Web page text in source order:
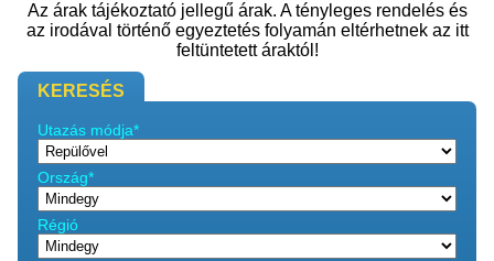
Az árak tájékoztató jellegű árak. A tényleges rendelés és
az irodával történő egyeztetés folyamán eltérhetnek az itt
feltüntetett áraktól!
KERESÉS
Utazás módja*
Ország*
Régió